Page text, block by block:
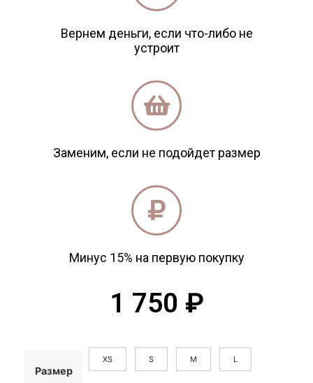
Вернем деньги, если что-либо не
устроит
Заменим, если не подойдет размер
Минус 15% на первую покупку
1 750 ₽
Размер
XS S M L